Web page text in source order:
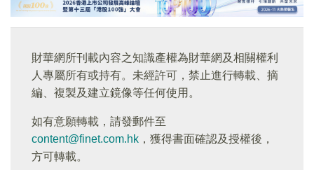
財華網所刊載內容之知識產權為財華網及相關權利
人專屬所有或持有。未經許可，禁止進行轉載、摘
編、複製及建立鏡像等任何使用。
如有意願轉載，請發郵件至
content@finet.com.hk ，獲得書面確認及授權後，
方可轉載。